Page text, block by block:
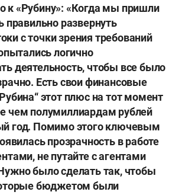
к «Рубину»: «Когда мы пришли
правильно развернуть
с точки зрения требований
логично
деятельность, чтобы все было
Есть свои финансовые
этот плюс на тот момент
чем полумиллиардам рублей
год. Помимо этого ключевым
прозрачность в работе
не путайте с агентами
было сделать так, чтобы
бюджетом были